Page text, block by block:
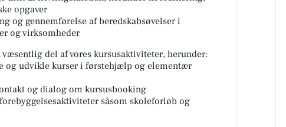
opgaver
og gennemførelse af beredskabsøvelser i
og virksomheder
væsentlig del af vores kursusaktiviteter, herunder:
og udvikle kurser i førstehjælp og elementær
og dialog om kursusbooking
såsom skoleforløb og
søges
Lemvig
Lemvig Autocenter
🚗 Hvornår har du sidst fået tjekket
bremserne? Bremserne er noget af
det vigtigste for din tryghed på
vejen. Med et bremsee...